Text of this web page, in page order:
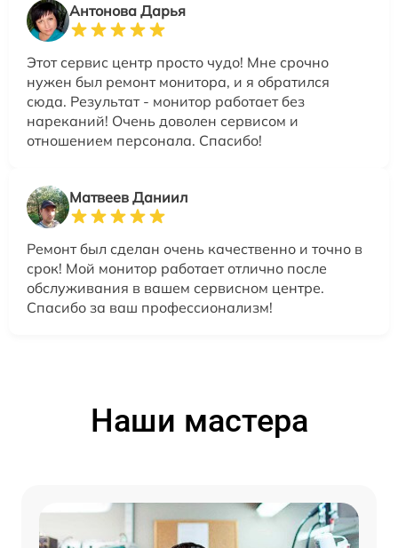
Антонова Дарья
Этот сервис центр просто чудо! Мне срочно
нужен был ремонт монитора, и я обратился
сюда. Результат - монитор работает без
нареканий! Очень доволен сервисом и
отношением персонала. Спасибо!
Матвеев Даниил
Ремонт был сделан очень качественно и точно в
срок! Мой монитор работает отлично после
обслуживания в вашем сервисном центре.
Спасибо за ваш профессионализм!
Наши мастера